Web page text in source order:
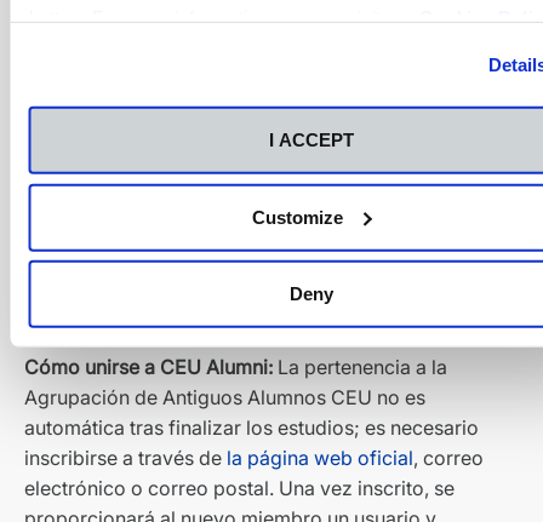
I ACCEPT
Customize
Deny
con más de 30.000
Alumni CEU.
200 actividades formativas
Ayudas paraemprender tu negocio.
20% de descuentosen posgrados
Beneficios únicosen más de 50 empresas.
para cambiar el futuro de
Cómo unirse a CEU Alumni: La pertenencia a la
Agrupación de Antiguos Alumnos CEU no es
automática tras finalizar los estudios; es necesario
inscribirse a través de la página web oficial, correo
electrónico o correo postal. Una vez inscrito, se